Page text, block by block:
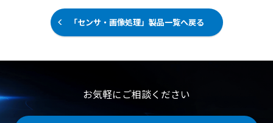
す。 さらに双輪構造が荷重を分散して小回りを利かせ、磁
気テープからの脱輪も防ぎます。 【特徴】 ●取付高さ106
mmの低床設計による搬送機器の設計自由度向上 ●ミラク
ルウレタン双輪と二重ベアリング構造による始動・旋回抵
のダウンタイム削減 【用途・事例】 ●AGVやAMRなどの
「センサ・画像処理」製品一覧へ戻る
お気軽にご相談ください